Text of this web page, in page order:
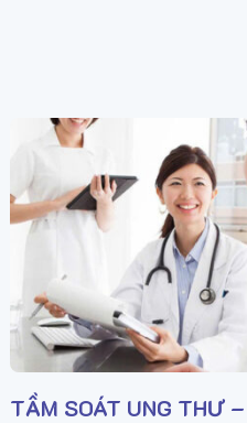
TẦM SOÁT UNG THƯ